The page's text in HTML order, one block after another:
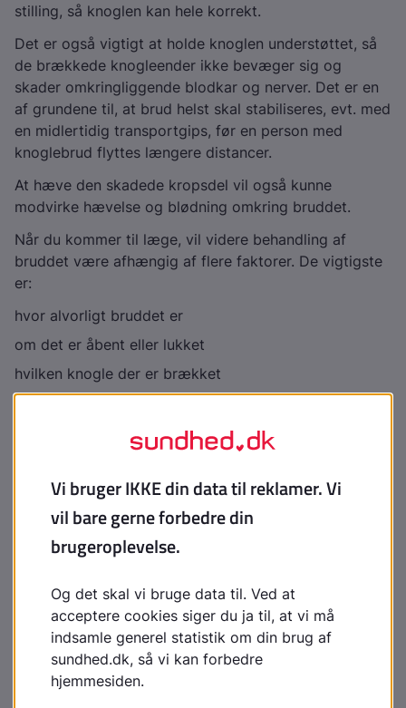
stilling, så knoglen kan hele korrekt.
Det er også vigtigt at holde knoglen understøttet, så
de brækkede knogleender ikke bevæger sig og
skader omkringliggende blodkar og nerver. Det er en
af grundene til, at brud helst skal stabiliseres, evt. med
en midlertidig transportgips, før en person med
knoglebrud flyttes længere distancer.
At hæve den skadede kropsdel vil også kunne
modvirke hævelse og blødning omkring bruddet.
Når du kommer til læge, vil videre behandling af
bruddet være afhængig af flere faktorer. De vigtigste
er:
hvor alvorligt bruddet er
om det er åbent eller lukket
hvilken knogle der er brækket
behandling ved knoglebrud
Hvis bruddet er i god position, er det ofte
tilstrækkeligt at lægge en gips omkring det skadede
Det kan være nødvendigt at trække bruddet på plads,
før man får lagt gips på.
I de allerfleste tilfælde vil lægen først lægge en
midlertidig gips (skinne). Det skyldes, at du hæver op